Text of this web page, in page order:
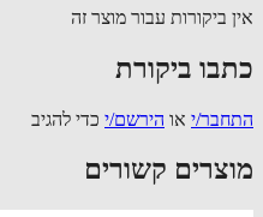
ביקורות עבור מוצר זה
ביקורת
יאוהירשם/יכדי להגיב
קשורים